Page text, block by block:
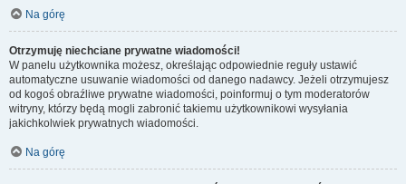
Na górę
Otrzymuję niechciane prywatne wiadomości!
W panelu użytkownika możesz, określając odpowiednie reguły ustawić
automatyczne usuwanie wiadomości od danego nadawcy. Jeżeli otrzymujesz
od kogoś obraźliwe prywatne wiadomości, poinformuj o tym moderatorów
witryny, którzy będą mogli zabronić takiemu użytkownikowi wysyłania
jakichkolwiek prywatnych wiadomości.
Na górę